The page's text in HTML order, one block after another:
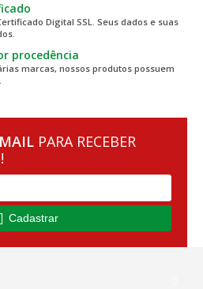
Digital SSL. Seus dados e suas
procedência
marcas, nossos produtos possuem
PARA RECEBER
Cadastrar